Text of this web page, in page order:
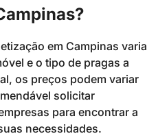
em Campinas varia
e o tipo de pragas a
os preços podem variar
solicitar
para encontrar a
necessidades.